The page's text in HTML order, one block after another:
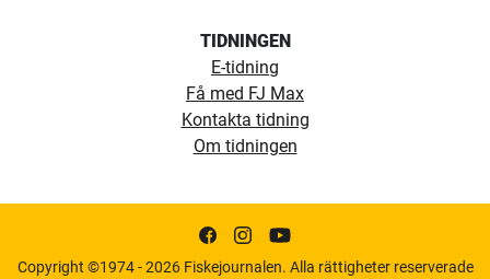
TIDNINGEN
E-tidning
Få med FJ Max
Kontakta tidning
Om tidningen
Copyright ©1974 - 2026 Fiskejournalen. Alla rättigheter reserverade